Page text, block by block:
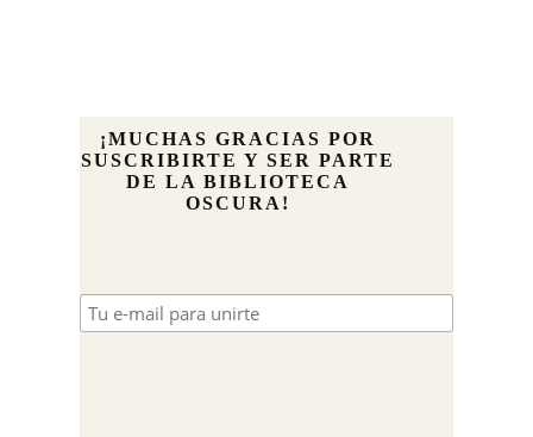
¡MUCHAS GRACIAS POR
SUSCRIBIRTE Y SER PARTE
DE LA BIBLIOTECA
OSCURA!